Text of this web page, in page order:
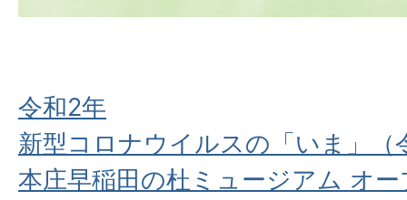
令和2年
新型コロナウイルスの「いま」（
本庄早稲田の杜ミュージアム オー